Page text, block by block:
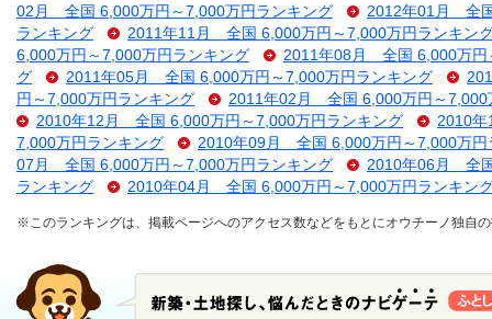
02月 全国 6,000万円～7,000万円ランキング
2012年01月 全
ランキング
2011年11月 全国 6,000万円～7,000万円ランキン
6,000万円～7,000万円ランキング
2011年08月 全国 6,000万円
グ
2011年05月 全国 6,000万円～7,000万円ランキング
円～7,000万円ランキング
2011年02月 全国 6,000万円～7,000
2010年12月 全国 6,000万円～7,000万円ランキング
2010
7,000万円ランキング
2010年09月 全国 6,000万円～7,000万円
07月 全国 6,000万円～7,000万円ランキング
2010年06月 全
ランキング
2010年04月 全国 6,000万円～7,000万円ランキン
※このランキングは、掲載ページへのアクセス数などをもとにオウチーノ独自